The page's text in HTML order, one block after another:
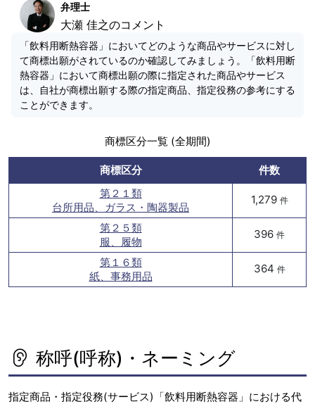
弁理士
大瀬 佳之のコメント
「飲料用断熱容器」においてどのような商品やサービスに対し
て商標出願がされているのか確認してみましょう。「飲料用断
熱容器」において商標出願の際に指定された商品やサービス
は、自社が商標出願する際の指定商品、指定役務の参考にする
ことができます。
商標区分一覧 (全期間)
商標区分
件数
第２１類
台所用品、ガラス・陶器製品
1,279 件
第２５類
服、履物
396 件
第１６類
紙、事務用品
364 件
称呼(呼称)・ネーミング
指定商品・指定役務(サービス)「飲料用断熱容器」における代